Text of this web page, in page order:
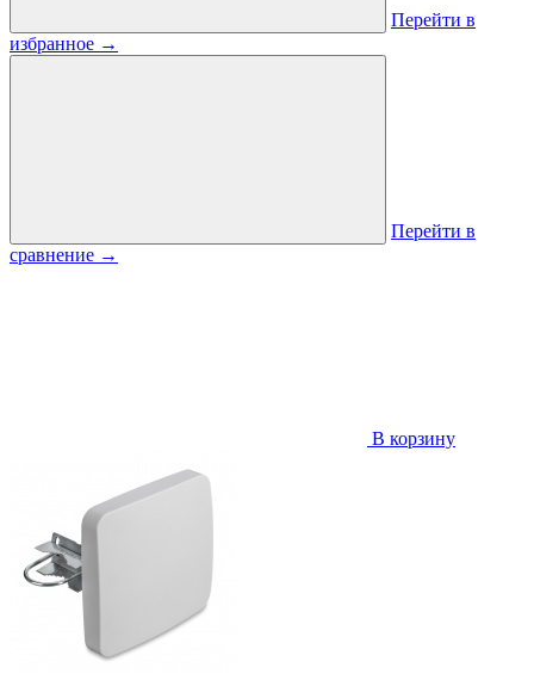
Перейти в
избранное →
Перейти в
сравнение →
В корзину